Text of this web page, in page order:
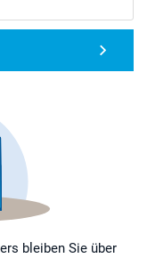
bleiben Sie über